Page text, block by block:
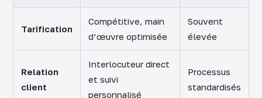
Tarification
Compétitive, main
d’œuvre optimisée
Souvent
élevée
Relation
client
Interlocuteur direct
et suivi
personnalisé
Processus
standardisés